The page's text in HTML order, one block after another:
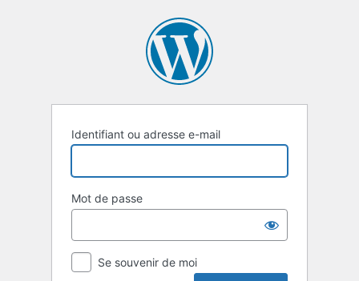
Identifiant ou adresse e-mail
Mot de passe
Se souvenir de moi